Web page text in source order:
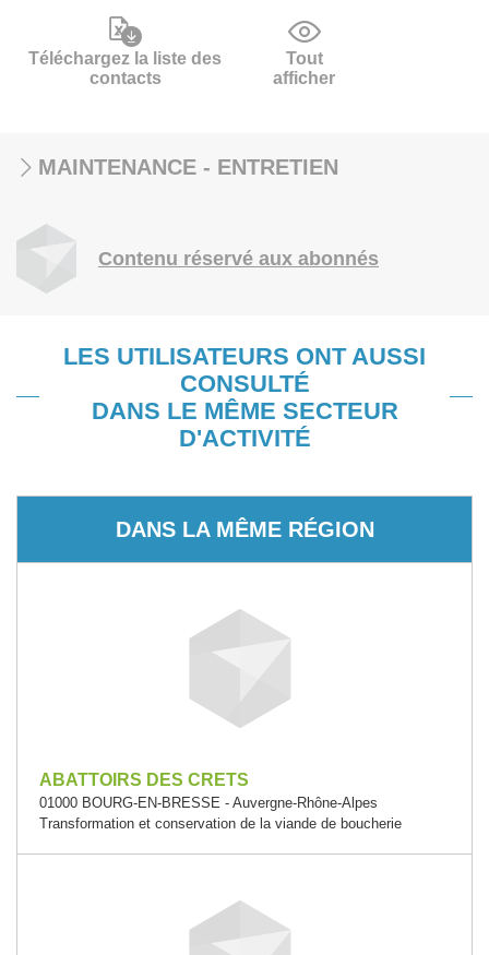
Téléchargez la liste des
contacts
Tout
afficher
MAINTENANCE - ENTRETIEN
Contenu réservé aux abonnés
LES UTILISATEURS ONT AUSSI
CONSULTÉ
DANS LE MÊME SECTEUR
D'ACTIVITÉ
DANS LA MÊME RÉGION
ABATTOIRS DES CRETS
01000 BOURG-EN-BRESSE - Auvergne-Rhône-Alpes
Transformation et conservation de la viande de boucherie